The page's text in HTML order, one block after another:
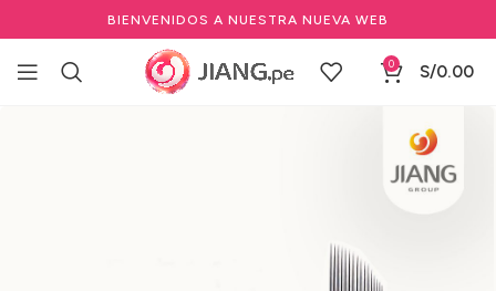
BIENVENIDOS A NUESTRA NUEVA WEB
0 S/0.00